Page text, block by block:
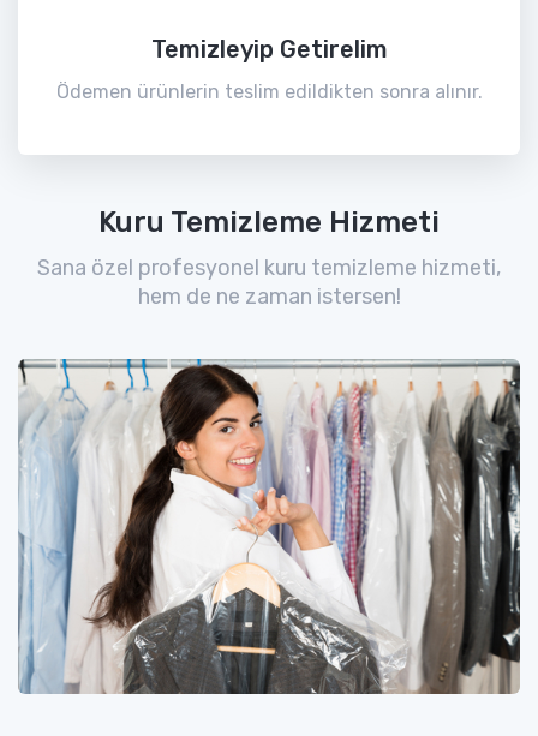
Temizleyip Getirelim
Ödemen ürünlerin teslim edildikten sonra alınır.
Kuru Temizleme Hizmeti
Sana özel profesyonel kuru temizleme hizmeti,
hem de ne zaman istersen!